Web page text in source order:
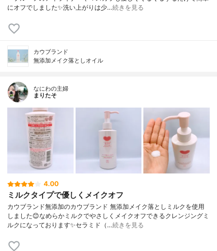
にオフでしました✨洗い上がりは少…続きを見る
カウブランド
無添加メイク落としオイル
なにわの主婦
まりたそ
4.00
ミルクタイプで優しくメイクオフ
カウブランド無添加のカウブランド 無添加メイク落としミルクを使用
しました😊なめらかミルクでやさしくメイクオフできるクレンジングミ
ルクになっております✨セラミド（…続きを見る